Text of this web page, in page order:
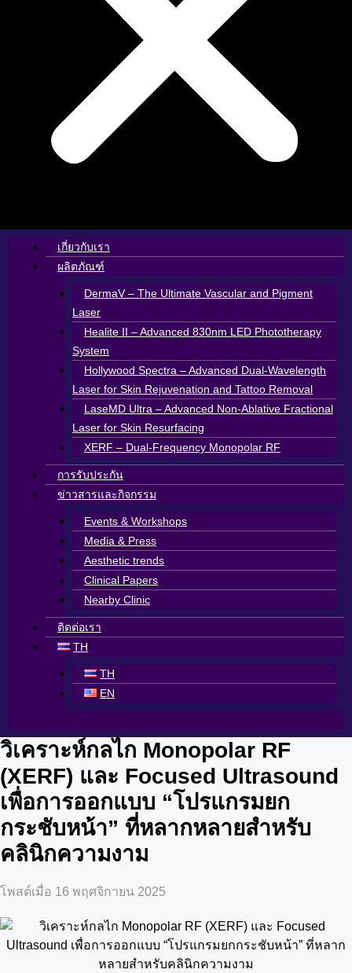
เกี่ยวกับเรา
ผลิตภัณฑ์
DermaV – The Ultimate Vascular and Pigment
Laser
Healite II – Advanced 830nm LED Phototherapy
System
Hollywood Spectra – Advanced Dual-Wavelength
Laser for Skin Rejuvenation and Tattoo Removal
LaseMD Ultra – Advanced Non-Ablative Fractional
Laser for Skin Resurfacing
XERF – Dual-Frequency Monopolar RF
การรับประกัน
ข่าวสารและกิจกรรม
Events & Workshops
Media & Press
Aesthetic trends
Clinical Papers
Nearby Clinic
ติดต่อเรา
TH
TH
EN
วิเคราะห์กลไก Monopolar RF
(XERF) และ Focused Ultrasound
เพื่อการออกแบบ “โปรแกรมยก
กระชับหน้า” ที่หลากหลายสำหรับ
คลินิกความงาม
โพสต์เมื่อ 16 พฤศจิกายน 2025